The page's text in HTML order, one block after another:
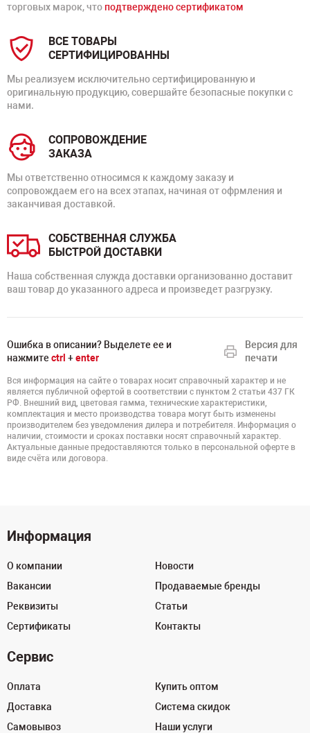
торговых марок, что подтверждено сертификатом
ВСЕ ТОВАРЫ
СЕРТИФИЦИРОВАННЫ
Мы реализуем исключительно сертифицированную и
оригинальную продукцию, совершайте безопасные покупки с
нами.
СОПРОВОЖДЕНИЕ
ЗАКАЗА
Мы ответственно относимся к каждому заказу и
сопровождаем его на всех этапах, начиная от офрмления и
заканчивая доставкой.
СОБСТВЕННАЯ СЛУЖБА
БЫСТРОЙ ДОСТАВКИ
Наша собственная служда доставки организованно доставит
ваш товар до указанного адреса и произведет разгрузку.
Ошибка в описании? Выделете ее и
нажмите ctrl +enter
Версия для
печати
Вся информация на сайте о товарах носит справочный характер и не
является публичной офертой в соответствии с пунктом 2 статьи 437 ГК
РФ. Внешний вид, цветовая гамма, технические характеристики,
комплектация и место производства товара могут быть изменены
производителем без уведомления дилера и потребителя. Информация о
наличии, стоимости и сроках поставки носят справочный характер.
Актуальные данные предоставляются только в персональной оферте в
виде счёта или договора.
Информация
О компании
Вакансии
Реквизиты
Сертификаты
Новости
Продаваемые бренды
Статьи
Контакты
Сервис
Оплата
Доставка
Самовывоз
Купить оптом
Система скидок
Наши услуги